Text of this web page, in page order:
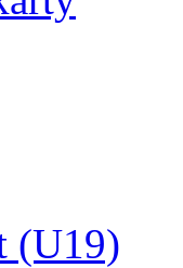
(U19)